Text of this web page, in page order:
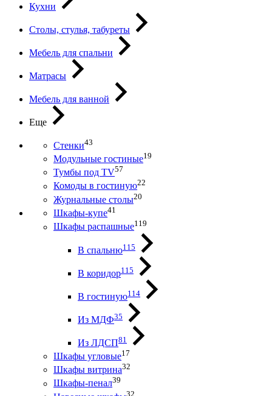
Кухни
Столы, стулья, табуреты
Мебель для спальни
Матрасы
Мебель для ванной
Еще
Стенки43
Модульные гостиные19
Тумбы под ТV57
Комоды в гостиную22
Журнальные столы20
Шкафы-купе41
Шкафы распашные119
В спальню115
В коридор115
В гостиную114
Из МДФ35
Из ЛДСП81
Шкафы угловые17
Шкафы витрина32
Шкафы-пенал39
32